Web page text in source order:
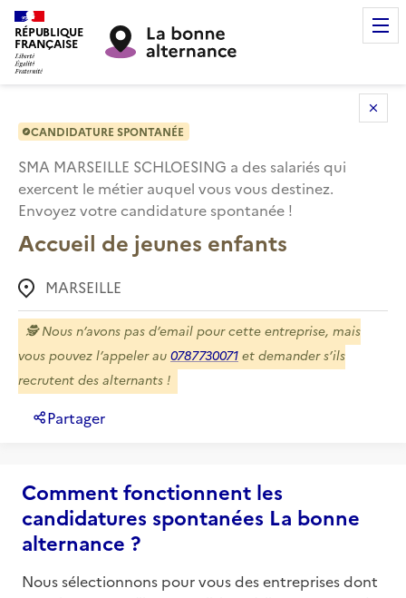
RÉPUBLIQUE
FRANÇAISE
CANDIDATURE SPONTANÉE
SMA MARSEILLE SCHLOESING a des salariés qui
exercent le métier auquel vous vous destinez.
Envoyez votre candidature spontanée !
Accueil de jeunes enfants
MARSEILLE
🕵️ Nous n’avons pas d’email pour cette entreprise, mais
vous pouvez l’appeler au0787730071et demander s’ils
recrutent des alternants !
Partager
Comment fonctionnent les
candidatures spontanées La bonne
alternance ?
Nous sélectionnons pour vous des entreprises dont